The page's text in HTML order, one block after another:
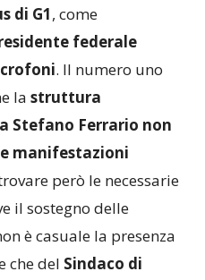
di G1, come
federale
. Il numero uno
la struttura
Stefano Ferrario non
manifestazioni
però le necessarie
il sostegno delle
è casuale la presenza
che del Sindaco di